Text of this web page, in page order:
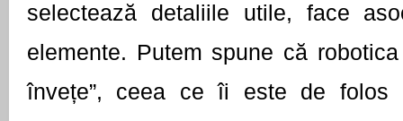
selectează detaliile utile, face
elemente. Putem spune că
învețe”, ceea ce îi este de folos